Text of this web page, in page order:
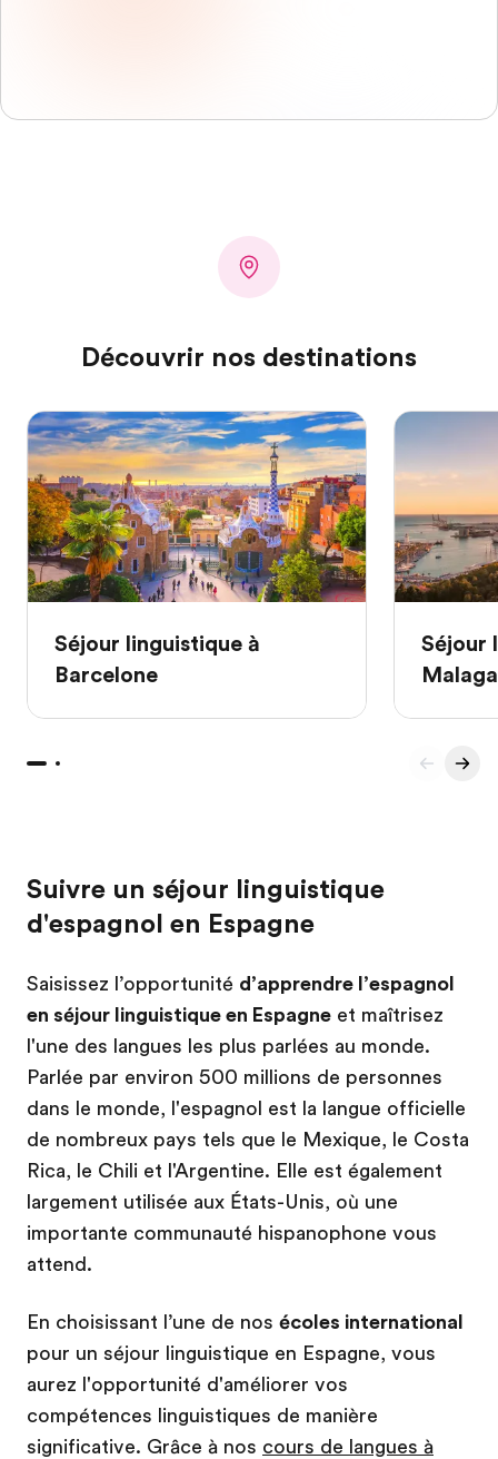
Découvrir nos destinations
Séjour linguistique à
Barcelone
Séjour
Malaga
Suivre un séjour linguistique
d'espagnol en Espagne
Saisissez l’opportunité d’apprendre l’espagnol
en séjour linguistique en Espagne et maîtrisez
l'une des langues les plus parlées au monde.
Parlée par environ 500 millions de personnes
dans le monde, l'espagnol est la langue officielle
de nombreux pays tels que le Mexique, le Costa
Rica, le Chili et l'Argentine. Elle est également
largement utilisée aux États-Unis, où une
importante communauté hispanophone vous
attend.
En choisissant l’une de nos écoles international
pour un séjour linguistique en Espagne, vous
aurez l'opportunité d'améliorer vos
compétences linguistiques de manière
significative. Grâce à nos cours de langues à